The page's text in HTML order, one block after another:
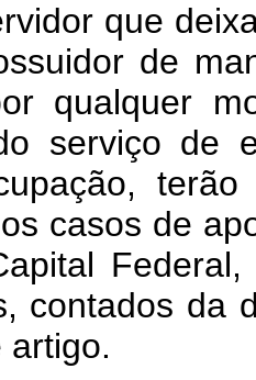
que
de
qualquer
serviço de
casos de
contados da
artigo.